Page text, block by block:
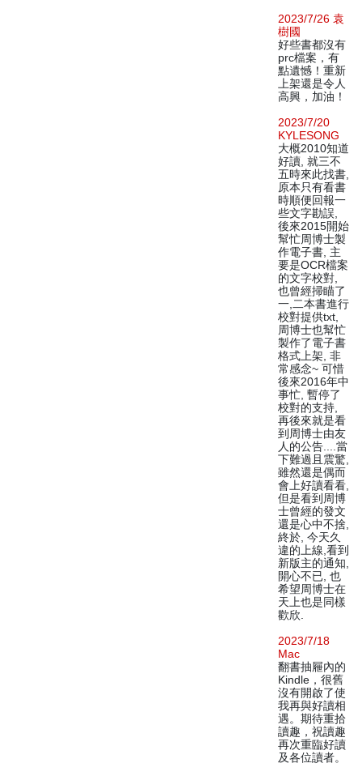
2023/7/26 袁
樹國
好些書都沒有
prc檔案，有
點遺憾！重新
上架還是令人
高興，加油！
2023/7/20
KYLESONG
大概2010知道
好讀, 就三不
五時來此找書,
原本只有看書
時順便回報一
些文字勘誤,
後來2015開始
幫忙周博士製
作電子書, 主
要是OCR檔案
的文字校對,
也曾經掃瞄了
一,二本書進行
校對提供txt,
周博士也幫忙
製作了電子書
格式上架, 非
常感念~ 可惜
後來2016年中
事忙, 暫停了
校對的支持,
再後來就是看
到周博士由友
人的公告....當
下難過且震驚,
雖然還是偶而
會上好讀看看,
但是看到周博
士曾經的發文
還是心中不捨,
終於, 今天久
違的上線,看到
新版主的通知,
開心不已, 也
希望周博士在
天上也是同樣
歡欣.
2023/7/18
Mac
翻書抽屜內的
Kindle，很舊
沒有開啟了使
我再與好讀相
遇。期待重拾
讀趣，祝讀趣
再次重臨好讀
及各位讀者。